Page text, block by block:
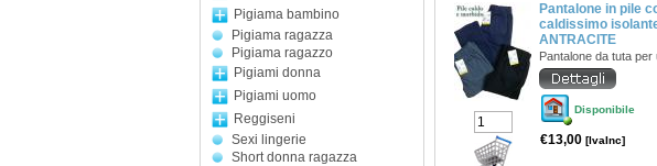
Pigiama bambino
Pigiama ragazza
Pigiama ragazzo
Pigiami donna
Pigiami uomo
Reggiseni
Sexi lingerie
Short donna ragazza
Pantalone in pile
caldissimo
ANTRACITE
Pantalone da tuta per
Disponibile
€13,00 [IvaInc]